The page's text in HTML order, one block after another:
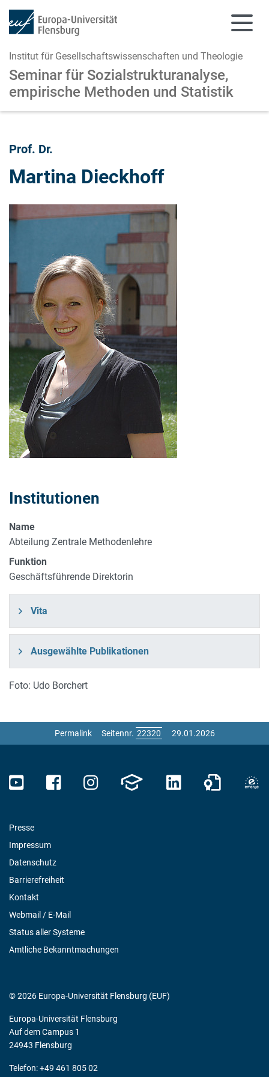
Institut für Gesellschaftswissenschaften und Theologie
Seminar für Sozialstrukturanalyse,
empirische Methoden und Statistik
Prof. Dr.
Martina Dieckhoff
Institutionen
Name
Abteilung Zentrale Methodenlehre
Funktion
Geschäftsführende Direktorin
Vita
Ausgewählte Publikationen
Foto: Udo Borchert
Permalink Seitennr. 29.01.2026
Presse
Impressum
Datenschutz
Barrierefreiheit
Kontakt
Webmail / E-Mail
Status aller Systeme
Amtliche Bekanntmachungen
© 2026 Europa-Universität Flensburg (EUF)
Europa-Universität Flensburg
Auf dem Campus 1
24943 Flensburg
Telefon: +49 461 805 02